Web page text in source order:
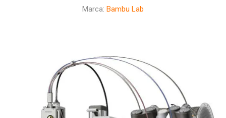
Marca: Bambu Lab